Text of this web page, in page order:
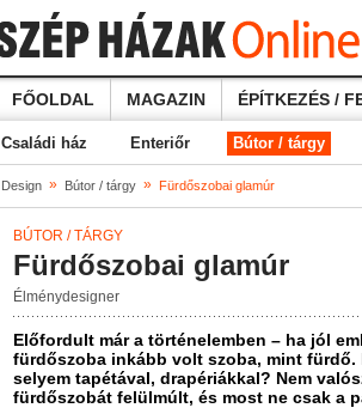
FŐOLDAL MAGAZIN ÉPÍTKEZÉS /
Családi ház Enteriőr Bútor / tárgy
Design » Bútor / tárgy » Fürdőszobai glamúr
BÚTOR / TÁRGY
Fürdőszobai glamúr
Élménydesigner
Előfordult már a történelemben – ha jól
fürdőszoba inkább volt szoba, mint
selyem tapétával, drapériákkal? Nem
fürdőszobát felülmúlt, és most ne csak a